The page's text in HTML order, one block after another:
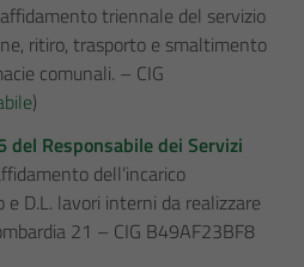
affidamento triennale del servizio
ritiro, trasporto e smaltimento
comunali. – CIG
)
del Responsabile dei Servizi
dell’incarico
D.L. lavori interni da realizzare
21 – CIG B49AF23BF8